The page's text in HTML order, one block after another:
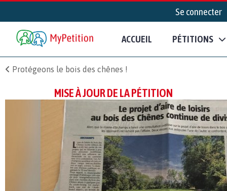
Se connecter
ACCUEIL PÉTITIONS
Protégeons le bois des chênes !
MISE À JOUR DE LA PÉTITION